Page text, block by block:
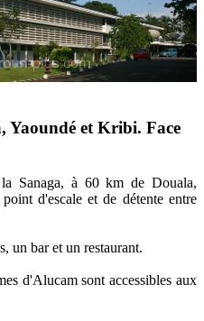
Yaoundé et Kribi. Face
Sanaga, à 60 km de Douala,
d'escale et de détente entre
un bar et un restaurant.
d'Alucam sont accessibles aux